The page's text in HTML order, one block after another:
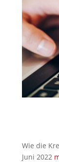
Wie die
Juni 2022